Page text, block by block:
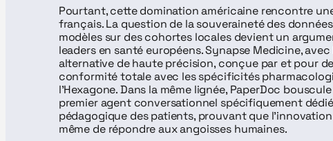
Pourtant, cette domination américaine rencontre
français. La question de la souveraineté des
modèles sur des cohortes locales devient un
leaders en santé européens. Synapse Medicine, avec
alternative de haute précision, conçue par et pour
conformité totale avec les spécificités
l'Hexagone. Dans la même lignée, PaperDoc
premier agent conversationnel spécifiquement
pédagogique des patients, prouvant que
même de répondre aux angoisses humaines.